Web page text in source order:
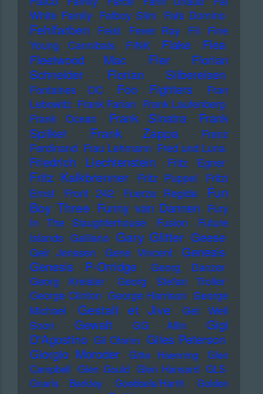
White Family Fatboy Slim Fats Domino
Fehlfarben Feist Fever Ray Fil
Fine
Young Cannibals
FINK Flake
Flea
Fleetwood Mac
Fler
Florian
Schneider
Florian Silbereisen
Fontaines DC Foo Fighters
Fran
Lebowitz Frank Farian Frank Laufenberg
Frank Ocean
Frank Sinatra
Frank
Spilker
Frank Zappa
Franz
Ferdinand Frau Lehmann Fred und Luna
Friedrich Liechtenstein Fritz Egner
Fritz Kalkbrenner Fritz Puppel
Fritzi
Ernst
Front 242 Fuerza Regida
Fun
Boy Three Funny van Dannen Fury
In The Slaughterhouse
Fusion
Future
Islands Galliano Gary Glitter Geese
Geir Jenssen Gene Vincent
Genesis
Genesis P-Orridge
Georg Danzer
Georg Kreisler
Georg Stefan Troller
George Clinton George Harrison George
Michael
Gestalt et Jive
Get Well
Soon
Gewalt GG Allin
Gigi
D'Agostino Gil Ofarim Giles Peterson
Giorgio Moroder
Gitte Haenning
Glen
Campbell Glen Gould Glen Hansard GLS
Gnarls Barkley
Goebbels/Harth
Golden